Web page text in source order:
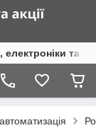
електроніки та